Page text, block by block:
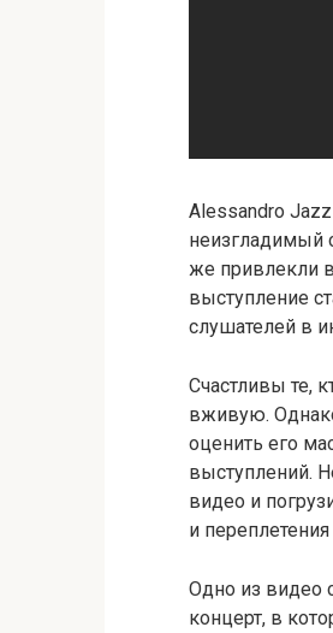
Alessandro
неизгладимый
же привлекли
выступление
слушателей в
Счастливы те,
вживую.
оценить его
выступлений.
видео и
и
Одно из видео
концерт, в